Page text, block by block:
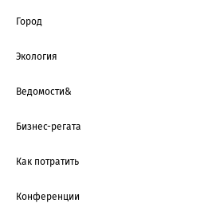
Город
Экология
Ведомости&
Бизнес-регата
Как потратить
Конференции